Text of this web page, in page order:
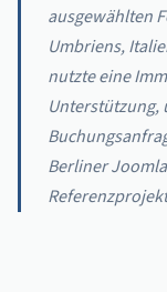
ausgewählten
Umbriens,
nutzte eine
Unterstützung,
Berliner